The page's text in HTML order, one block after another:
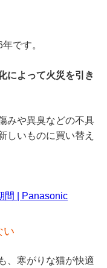
です。
によって火災を引き
みや異臭などの不具
しいものに買い替え
間 | Panasonic
い
、寒がりな猫が快適